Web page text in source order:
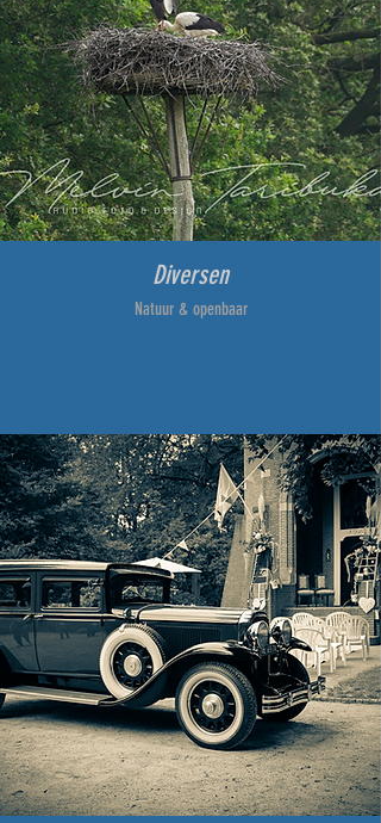
Diversen
Natuur & openbaar